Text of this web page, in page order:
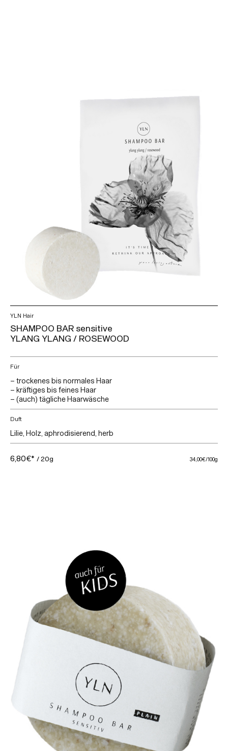
YLN Hair
SHAMPOO BAR sensitive
YLANG YLANG / ROSEWOOD
Für
– trockenes bis normales Haar
– kräftiges bis feines Haar
– (auch) tägliche Haarwäsche
Duft
Lilie, Holz, aphrodisierend, herb
6,80€* / 20g 34,00€/100g